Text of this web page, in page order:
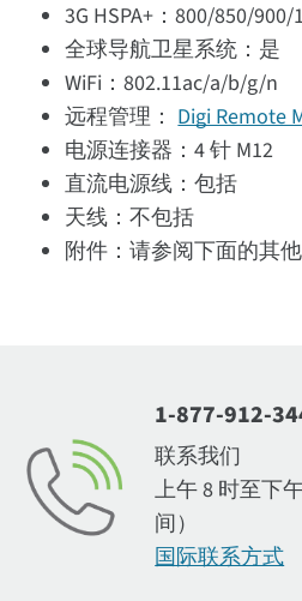
3G HSPA+：800/850/
全球导航卫星系统：是
WiFi：802.11ac/a/b/g/n
远程管理：Digi Remote
电源连接器：4 针 M12
直流电源线：包括
天线：不包括
附件：请参阅下面的其
1-877-912-
联系我们
上午 8 时至下
间）
国际联系方式